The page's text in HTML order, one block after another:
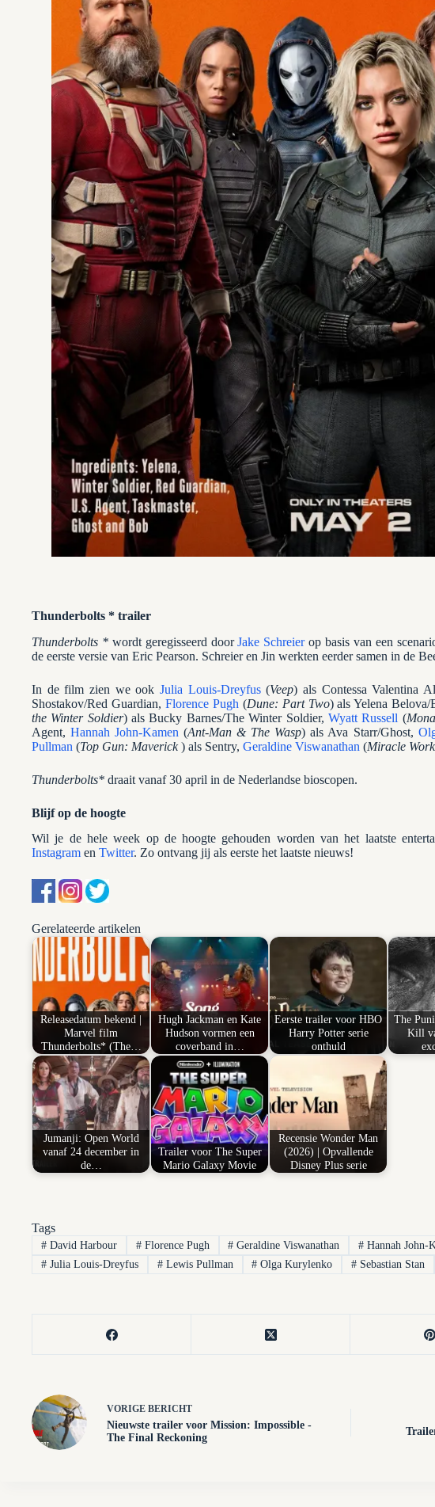
Thunderbolts * trailer
Thunderbolts *wordt geregisseerd doorJake Schreierop basis van een
de eerste versie van Eric Pearson. Schreier en Jin werkten eerder samen in de
In de film zien we ook Julia Louis-Dreyfus(Veep) als Contessa Valentina
Shostakov/Red Guardian, Florence Pugh (Dune: Part Two) als Yelena
the Winter Soldier) als Bucky Barnes/The Winter Soldier, Wyatt Russell (
Agent,Hannah John-Kamen (Ant-Man & The Wasp) als Ava Starr/Ghost,
Pullman (Top Gun: Maverick) als Sentry, Geraldine Viswanathan (Miracle
Thunderbolts* draait vanaf 30 april in de Nederlandse bioscopen.
Blijf op de hoogte
Wil je de hele week op de hoogte gehouden worden van het laatste
Instagram en Twitter. Zo ontvang jij als eerste het laatste nieuws!
Gerelateerde artikelen
Releasedatum bekend |
Marvel film
Thunderbolts* (The…
Hugh Jackman en Kate
Hudson vormen een
coverband in…
Eerste trailer voor HBO
Harry Potter serie
onthuld
The
Kill
Jumanji: Open World
vanaf 24 december in
de…
Trailer voor The Super
Mario Galaxy Movie
Recensie Wonder Man
(2026) | Opvallende
Disney Plus serie
Tags
#David Harbour #Florence Pugh # Geraldine Viswanathan # Hannah John-
#Julia Louis-Dreyfus #Lewis Pullman # Olga Kurylenko # Sebastian Stan
VORIGE BERICHT
Nieuwste trailer voor Mission: Impossible -
The Final Reckoning